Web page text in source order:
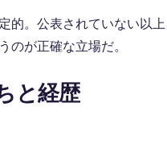
的。公表されていない以
のが正確な立場だ。
と経歴